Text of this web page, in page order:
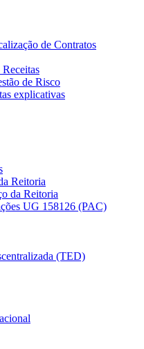
de Contratos
de Risco
explicativas
Reitoria
da Reitoria
UG 158126 (PAC)
(TED)